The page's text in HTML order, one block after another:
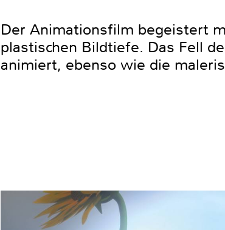
Der Animationsfilm begeistert
plastischen Bildtiefe. Das Fell
animiert, ebenso wie die